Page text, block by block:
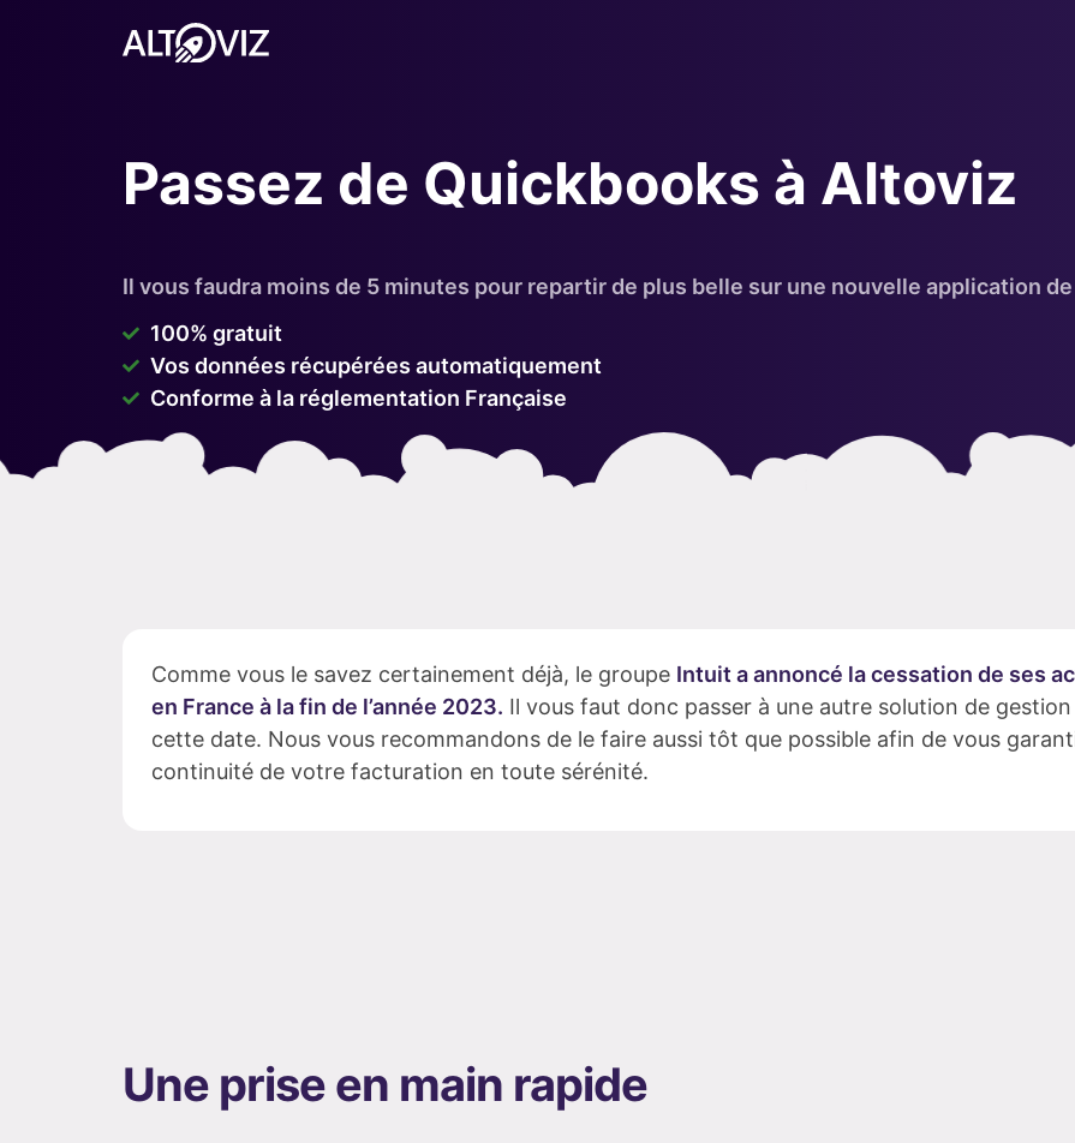
Passez de Quickbooks à Altoviz
Il vous faudra moins de 5 minutes pour repartir de plus belle sur une nouvelle application
100% gratuit
Vos données récupérées automatiquement
Conforme à la réglementation Française
Comme vous le savez certainement déjà, le groupe Intuit a annoncé la cessation de ses
en France à la fin de l’année 2023. Il vous faut donc passer à une autre solution de
cette date. Nous vous recommandons de le faire aussi tôt que possible afin de vous
continuité de votre facturation en toute sérénité.
Une prise en main rapide